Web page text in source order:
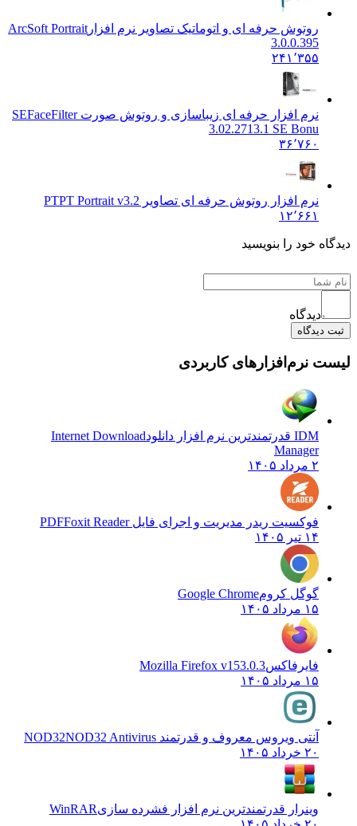
روتوش حرفه ای و اتوماتیک تصاویر نرم افزار ArcSoft Portrait
3.0.0.395
۲۴۱٬۳۵۵
نرم افزار حرفه ای زیباسازی و روتوش صورت SEFaceFilter
3.02.2713.1 SE Bonu
۳۶٬۷۶۰
نرم افزار روتوش حرفه ای تصاویر PTPT Portrait v3.2
۱۲٬۶۶۱
خود را بنویسید
دیدگاه
دیدگاه
نرم‌افزارهای کاربردی
IDM قدرتمندترین نرم افزار دانلود
Internet Download
Manager
فوکسیت ریدر مدیریت و اجرای فایل PDFFoxit Reader
گوگل کرومGoogle Chrome
فایرفاکسMozilla Firefox v153.0.3
آنتی ویروس معروف و قدرتمند NOD32 NOD32 Antivirus
وینرار قدرتمندترین نرم افزار فشرده سازیWinRAR